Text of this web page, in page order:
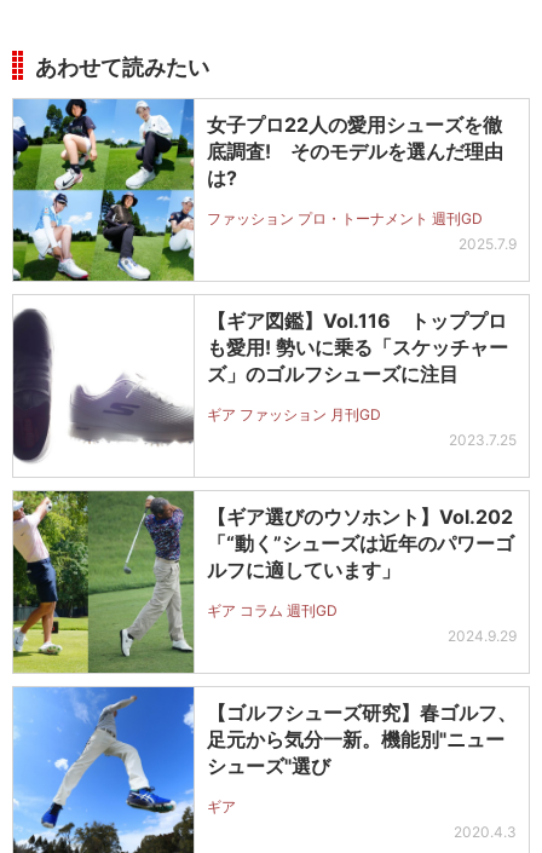
あわせて読みたい
女子プロ22人の愛用シューズを徹
底調査! そのモデルを選んだ理由
は?
ファッション プロ・トーナメント 週刊GD
2025.7.9
【ギア図鑑】Vol.116 トッププロ
も愛用! 勢いに乗る「スケッチャー
ズ」のゴルフシューズに注目
ギア ファッション 月刊GD
2023.7.25
【ギア選びのウソホント】Vol.202
「“動く”シューズは近年のパワーゴ
ルフに適しています」
ギア コラム 週刊GD
2024.9.29
【ゴルフシューズ研究】春ゴルフ、
足元から気分一新。機能別"ニュー
シューズ"選び
ギア
2020.4.3